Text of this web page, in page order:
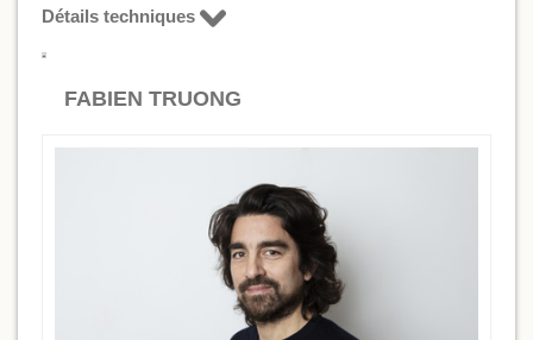
Détails techniques
FABIEN TRUONG